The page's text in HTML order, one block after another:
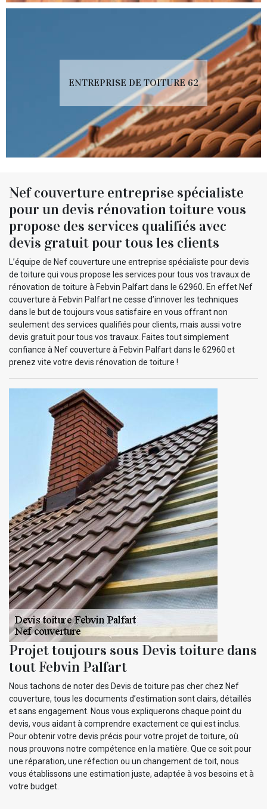
ENTREPRISE DE TOITURE 62
Nef couverture entreprise spécialiste
pour un devis rénovation toiture vous
propose des services qualifiés avec
devis gratuit pour tous les clients
L’équipe de Nef couverture une entreprise spécialiste pour devis
de toiture qui vous propose les services pour tous vos travaux de
rénovation de toiture à Febvin Palfart dans le 62960. En effet Nef
couverture à Febvin Palfart ne cesse d’innover les techniques
dans le but de toujours vous satisfaire en vous offrant non
seulement des services qualifiés pour clients, mais aussi votre
devis gratuit pour tous vos travaux. Faites tout simplement
confiance à Nef couverture à Febvin Palfart dans le 62960 et
prenez vite votre devis rénovation de toiture !
Projet toujours sous Devis toiture dans
tout Febvin Palfart
Nous tachons de noter des Devis de toiture pas cher chez Nef
couverture, tous les documents d’estimation sont clairs, détaillés
et sans engagement. Nous vous expliquerons chaque point du
devis, vous aidant à comprendre exactement ce qui est inclus.
Pour obtenir votre devis précis pour votre projet de toiture, où
nous prouvons notre compétence en la matière. Que ce soit pour
une réparation, une réfection ou un changement de toit, nous
vous établissons une estimation juste, adaptée à vos besoins et à
votre budget.